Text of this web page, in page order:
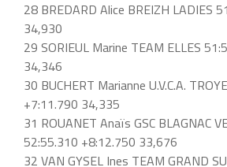
28 BREDARD Alice BREIZH LADIES
34,930
29 SORIEUL Marine TEAM ELLES
34,346
30 BUCHERT Marianne U.V.C.A.
+7:11.790 34,335
31 ROUANET Anaïs GSC BLAGNAC
52:55.310 +8:12.750 33,676
32 VAN GYSEL Ines TEAM GRAND